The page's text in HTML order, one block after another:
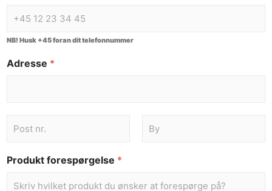
NB! Husk +45 foran dit telefonnummer
Adresse *
Produkt forespørgelse *